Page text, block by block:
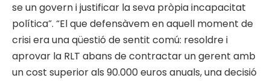
se un govern i justificar la seva pròpia incapacitat
política”. “El que defensàvem en aquell moment de
crisi era una qüestió de sentit comú: resoldre i
aprovar la RLT abans de contractar un gerent amb
un cost superior als 90.000 euros anuals, una decisió